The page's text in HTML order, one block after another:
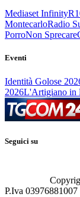
Mediaset Infinity
MontecarloRadio
PorroNon Sprecare
Eventi
Identità Golose
2026L'Artigiano in
Seguici su
P.Iva